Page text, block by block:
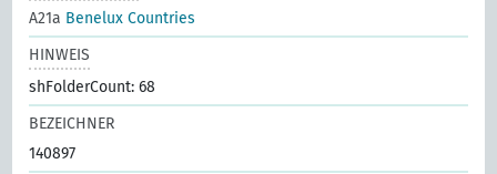
A21a Benelux Countries
HINWEIS
shFolderCount: 68
BEZEICHNER
140897